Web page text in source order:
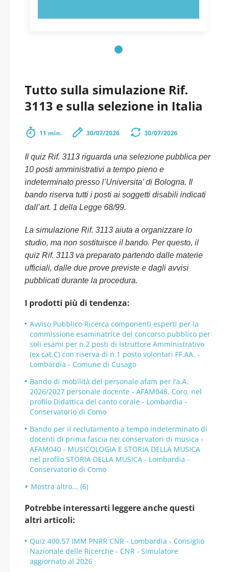
Tutto sulla simulazione Rif.
3113 e sulla selezione in Italia
11 min. 30/07/2026 30/07/2026
Il quiz Rif. 3113 riguarda una selezione pubblica per
10 posti amministrativi a tempo pieno e
indeterminato presso l’Universita’ di Bologna. Il
bando riserva tutti i posti ai soggetti disabili indicati
dall’art. 1 della Legge 68/99.
La simulazione Rif. 3113 aiuta a organizzare lo
studio, ma non sostituisce il bando. Per questo, il
quiz Rif. 3113 va preparato partendo dalle materie
ufficiali, dalle due prove previste e dagli avvisi
pubblicati durante la procedura.
I prodotti più di tendenza:
Avviso Pubblico Ricerca componenti esperti per la
commissione esaminatrice del concorso pubblico per
soli esami per n.2 posti di Istruttore Amministrativo
(ex cat.C) con riserva di n.1 posto volontari FF.AA. -
Lombardia - Comune di Cusago
Bando di mobilità del personale afam per l’a.A.
2026/2027 personale docente - AFAM048, Coro, nel
profilo Didattica del canto corale - Lombardia -
Conservatorio di Como
Bando per il reclutamento a tempo indeterminato di
docenti di prima fascia nei conservatori di musica -
AFAM040 - MUSICOLOGIA E STORIA DELLA MUSICA
nel profilo STORIA DELLA MUSICA - Lombardia -
Conservatorio di Como
Mostra altro... (6)
Potrebbe interessarti leggere anche questi
altri articoli:
Quiz 400.57 IMM PNRR CNR - Lombardia - Consiglio
Nazionale delle Ricerche - CNR - Simulatore
aggiornato al 2026